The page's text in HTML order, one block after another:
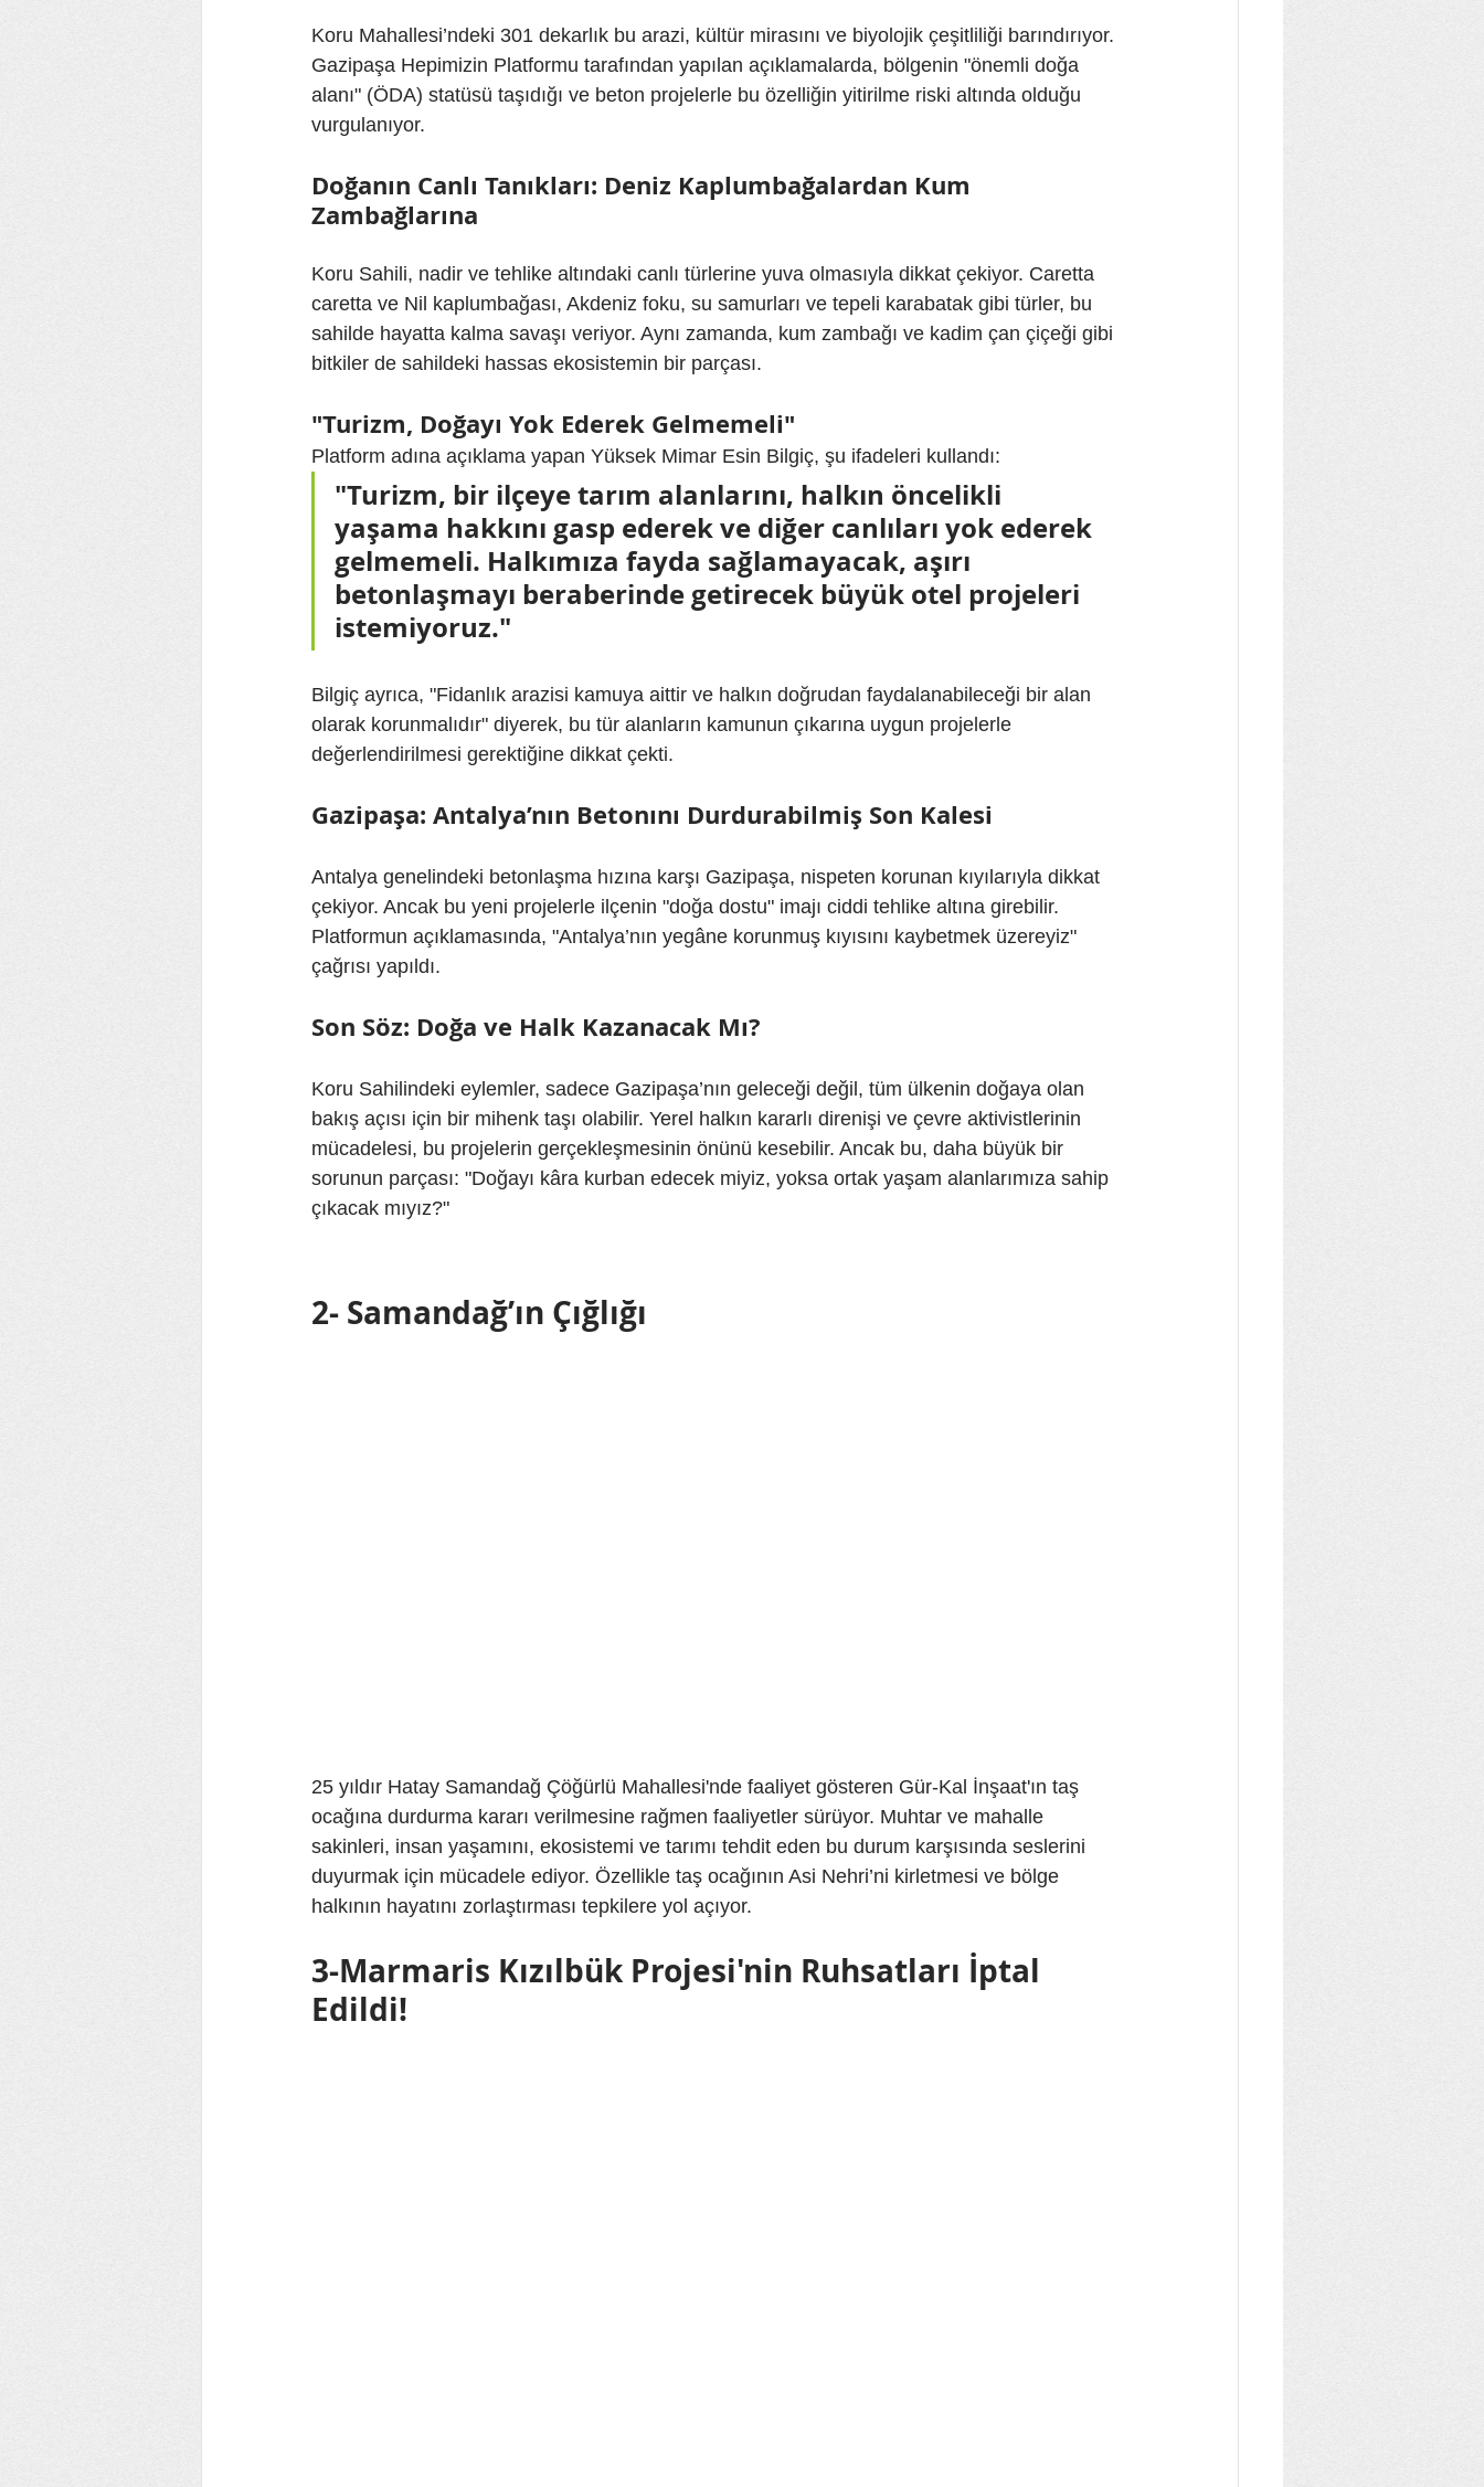
Koru Mahallesi’ndeki 301 dekarlık bu arazi, kültür mirasını ve biyolojik çeşitliliği barındırıyor.
Gazipaşa Hepimizin Platformu tarafından yapılan açıklamalarda, bölgenin "önemli doğa
alanı" (ÖDA) statüsü taşıdığı ve beton projelerle bu özelliğin yitirilme riski altında olduğu
vurgulanıyor.
Doğanın Canlı Tanıkları: Deniz Kaplumbağalardan Kum
Zambağlarına
Koru Sahili, nadir ve tehlike altındaki canlı türlerine yuva olmasıyla dikkat çekiyor. Caretta
caretta ve Nil kaplumbağası, Akdeniz foku, su samurları ve tepeli karabatak gibi türler, bu
sahilde hayatta kalma savaşı veriyor. Aynı zamanda, kum zambağı ve kadim çan çiçeği gibi
bitkiler de sahildeki hassas ekosistemin bir parçası.
"Turizm, Doğayı Yok Ederek Gelmemeli"
Platform adına açıklama yapan Yüksek Mimar Esin Bilgiç, şu ifadeleri kullandı:
"Turizm, bir ilçeye tarım alanlarını, halkın öncelikli
yaşama hakkını gasp ederek ve diğer canlıları yok ederek
gelmemeli. Halkımıza fayda sağlamayacak, aşırı
betonlaşmayı beraberinde getirecek büyük otel projeleri
istemiyoruz."
Bilgiç ayrıca, "Fidanlık arazisi kamuya aittir ve halkın doğrudan faydalanabileceği bir alan
olarak korunmalıdır" diyerek, bu tür alanların kamunun çıkarına uygun projelerle
değerlendirilmesi gerektiğine dikkat çekti.
Gazipaşa: Antalya’nın Betonını Durdurabilmiş Son Kalesi
Antalya genelindeki betonlaşma hızına karşı Gazipaşa, nispeten korunan kıyılarıyla dikkat
çekiyor. Ancak bu yeni projelerle ilçenin "doğa dostu" imajı ciddi tehlike altına girebilir.
Platformun açıklamasında, "Antalya’nın yegâne korunmuş kıyısını kaybetmek üzereyiz"
çağrısı yapıldı.
Son Söz: Doğa ve Halk Kazanacak Mı?
Koru Sahilindeki eylemler, sadece Gazipaşa’nın geleceği değil, tüm ülkenin doğaya olan
bakış açısı için bir mihenk taşı olabilir. Yerel halkın kararlı direnişi ve çevre aktivistlerinin
mücadelesi, bu projelerin gerçekleşmesinin önünü kesebilir. Ancak bu, daha büyük bir
sorunun parçası: "Doğayı kâra kurban edecek miyiz, yoksa ortak yaşam alanlarımıza sahip
çıkacak mıyız?"
2- Samandağ’ın Çığlığı
25 yıldır Hatay Samandağ Çöğürlü Mahallesi'nde faaliyet gösteren Gür-Kal İnşaat'ın taş
ocağına durdurma kararı verilmesine rağmen faaliyetler sürüyor. Muhtar ve mahalle
sakinleri, insan yaşamını, ekosistemi ve tarımı tehdit eden bu durum karşısında seslerini
duyurmak için mücadele ediyor. Özellikle taş ocağının Asi Nehri’ni kirletmesi ve bölge
halkının hayatını zorlaştırması tepkilere yol açıyor.
3-Marmaris Kızılbük Projesi'nin Ruhsatları İptal
Edildi!